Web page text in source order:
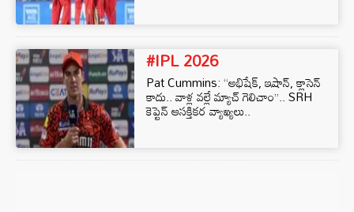
#IPL 2026
Pat Cummins: “అభిషేక్, ఇషాన్, క్లాసెన్
కాదు.. వాళ్ల వల్లే మ్యాచ్ గెలిచాం”.. SRH
కెప్టెన్ ఆసక్తికర వ్యాఖ్యలు..